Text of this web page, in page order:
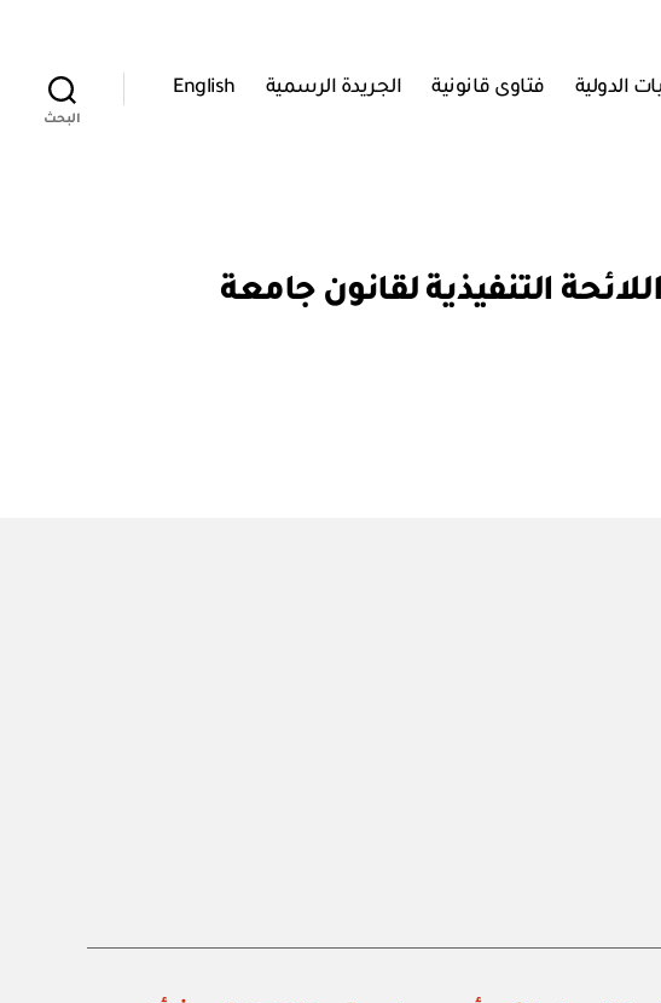
الدولية فتاوى قانونية الجريدة الرسمية English
البحث
قرار رقم ١٣٢ / ٢٠٠٣ بإصدار اللائحة التنفيذية لقانون جامعة